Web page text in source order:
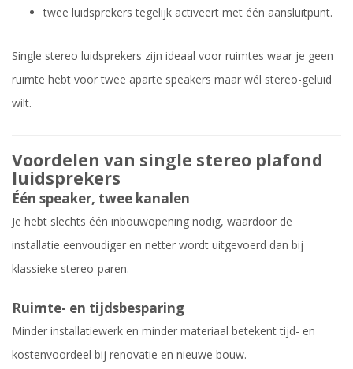
twee luidsprekers tegelijk activeert met één aansluitpunt.
Single stereo luidsprekers zijn ideaal voor ruimtes waar je geen
ruimte hebt voor twee aparte speakers maar wél stereo-geluid
wilt.
Voordelen van single stereo plafond
luidsprekers
Één speaker, twee kanalen
Je hebt slechts één inbouwopening nodig, waardoor de
installatie eenvoudiger en netter wordt uitgevoerd dan bij
klassieke stereo-paren.
Ruimte- en tijdsbesparing
Minder installatiewerk en minder materiaal betekent tijd- en
kostenvoordeel bij renovatie en nieuwe bouw.